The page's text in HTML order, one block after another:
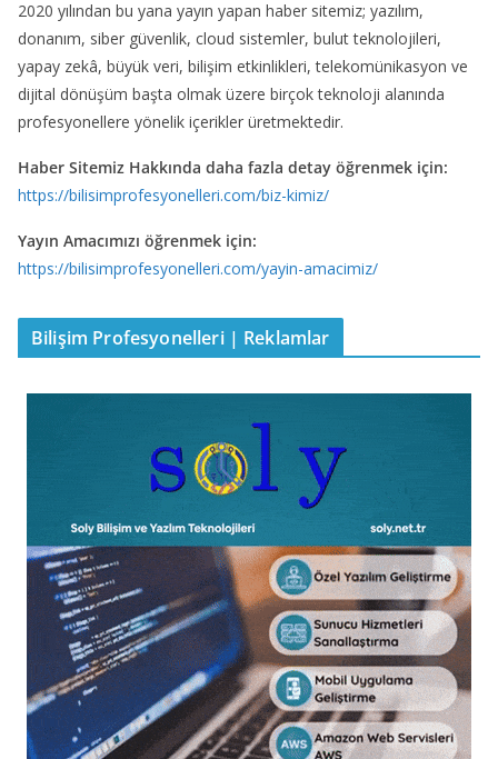
2020 yılından bu yana yayın yapan haber sitemiz; yazılım,
donanım, siber güvenlik, cloud sistemler, bulut teknolojileri,
yapay zekâ, büyük veri, bilişim etkinlikleri, telekomünikasyon ve
dijital dönüşüm başta olmak üzere birçok teknoloji alanında
profesyonellere yönelik içerikler üretmektedir.
Haber Sitemiz Hakkında daha fazla detay öğrenmek için:
https://bilisimprofesyonelleri.com/biz-kimiz/
Yayın Amacımızı öğrenmek için:
https://bilisimprofesyonelleri.com/yayin-amacimiz/
Bilişim Profesyonelleri | Reklamlar